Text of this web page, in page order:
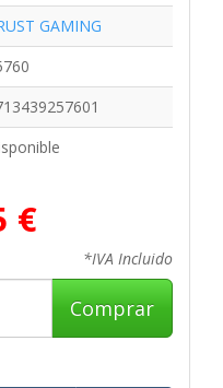
GAMING
€
*IVA Incluido
Comprar